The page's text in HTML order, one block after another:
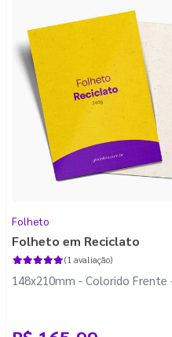
Folheto
Folheto em Reciclato
(1 avaliação)
148x210mm - Colorido Frente